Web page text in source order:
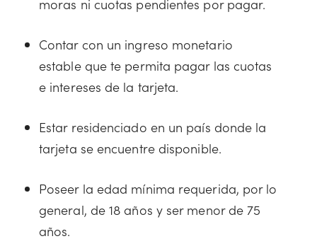
moras ni cuotas pendientes por pagar.
Contar con un ingreso monetario
estable que te permita pagar las cuotas
e intereses de la tarjeta.
Estar residenciado en un país donde la
tarjeta se encuentre disponible.
Poseer la edad mínima requerida, por lo
general, de 18 años y ser menor de 75
años.